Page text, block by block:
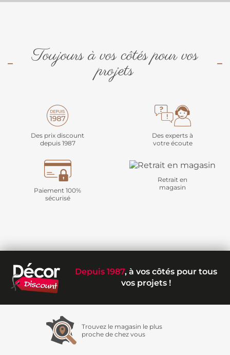
Toujours à vos côtés pour vos
projets
Des prix discount
depuis 1987
Des experts à
votre écoute
Paiement 100%
sécurisé
Retrait en
magasin
Depuis 1987, à vos côtés pour tous
vos projets !
Trouvez le magasin le plus
proche de chez vous